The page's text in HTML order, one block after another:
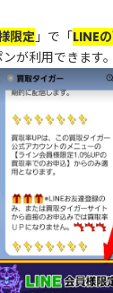
限定 」で「LINE
が利用できます。